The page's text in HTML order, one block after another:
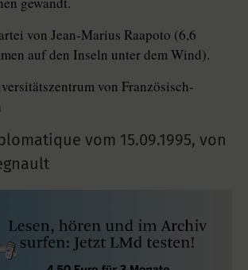
von Jean-Marius Raapoto (6,6
auf den Inseln unter dem Wind).
von Französisch-
vom 15.09.1995, von